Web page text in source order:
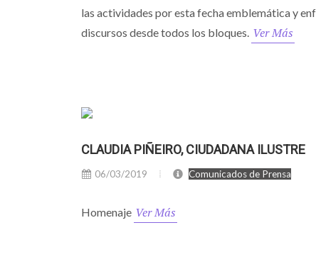
las actividades por esta fecha emblemática y
discursos desde todos los bloques. Ver Más
CLAUDIA PIÑEIRO, CIUDADANA ILUSTRE
06/03/2019 Comunicados de Prensa
Homenaje Ver Más